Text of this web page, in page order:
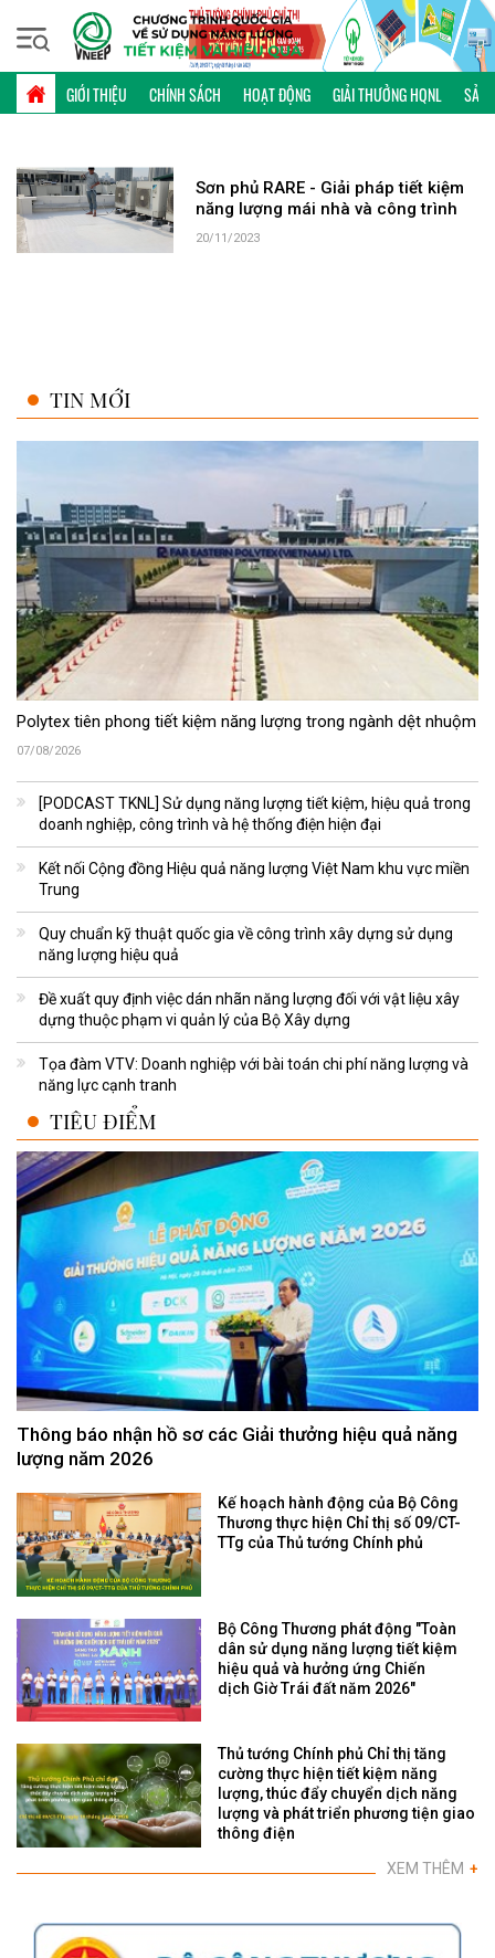
GIỚI THIỆU CHÍNH SÁCH HOẠT ĐỘNG GIẢI THƯỞNG HQNL SẢN
Chủ nhật, 09/08/2026 | 19:00 GMT+7
TỪ KHÓA: SƠN PHỦ RARE
Sơn phủ RARE - Giải pháp tiết kiệm
năng lượng mái nhà và công trình
20/11/2023
TIN MỚI
Polytex tiên phong tiết kiệm năng lượng trong ngành dệt nhuộm
07/08/2026
[PODCAST TKNL] Sử dụng năng lượng tiết kiệm, hiệu quả trong
doanh nghiệp, công trình và hệ thống điện hiện đại
Kết nối Cộng đồng Hiệu quả năng lượng Việt Nam khu vực miền
Trung
Quy chuẩn kỹ thuật quốc gia về công trình xây dựng sử dụng
năng lượng hiệu quả
Đề xuất quy định việc dán nhãn năng lượng đối với vật liệu xây
dựng thuộc phạm vi quản lý của Bộ Xây dựng
Tọa đàm VTV: Doanh nghiệp với bài toán chi phí năng lượng và
năng lực cạnh tranh
TIÊU ĐIỂM
Thông báo nhận hồ sơ các Giải thưởng hiệu quả năng
lượng năm 2026
Kế hoạch hành động của Bộ Công
Thương thực hiện Chỉ thị số 09/CT-
TTg của Thủ tướng Chính phủ
Bộ Công Thương phát động "Toàn
dân sử dụng năng lượng tiết kiệm
hiệu quả và hưởng ứng Chiến
dịch Giờ Trái đất năm 2026"
Thủ tướng Chính phủ Chỉ thị tăng
cường thực hiện tiết kiệm năng
lượng, thúc đẩy chuyển dịch năng
lượng và phát triển phương tiện giao
thông điện
XEM THÊM +